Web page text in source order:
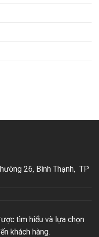
26, Bình Thạnh, TP
tìm hiểu và lựa chọn
khách hàng.